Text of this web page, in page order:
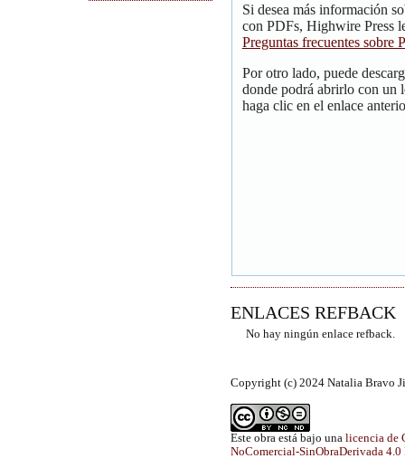
Si desea más información
con PDFs, Highwire Press
Preguntas frecuentes sobre
Por otro lado, puede
donde podrá abrirlo con un
haga clic en el enlace
ENLACES REFBACK
No hay ningún enlace refback.
Copyright (c) 2024 Natalia Bravo
Este obra está bajo una licencia de
NoComercial-SinObraDerivada